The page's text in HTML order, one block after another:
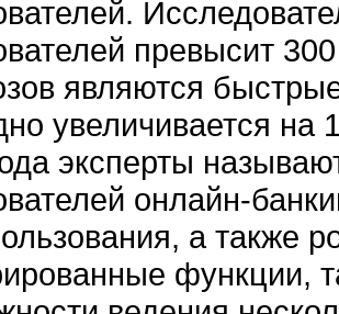
превысит
являются
увеличивается на
эксперты
онлайн-
а также
функции,